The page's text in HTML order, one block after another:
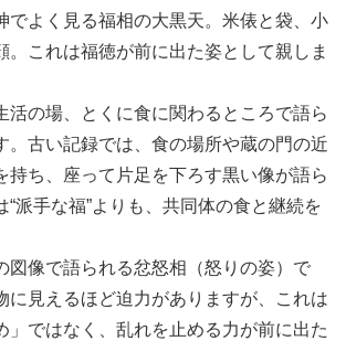
でよく見る福相の大黒天。米俵と袋、小
。これは福徳が前に出た姿として親しま
活の場、とくに食に関わるところで語ら
。古い記録では、食の場所や蔵の門の近
持ち、座って片足を下ろす黒い像が語ら
“派手な福”よりも、共同体の食と継続を
図像で語られる忿怒相（怒りの姿）で
に見えるほど迫力がありますが、これは
」ではなく、乱れを止める力が前に出た